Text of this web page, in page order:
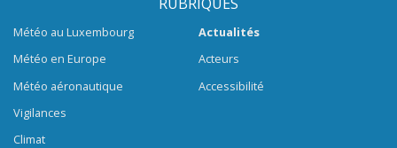
Météo au Luxembourg
Météo en Europe
Météo aéronautique
Vigilances
Climat
Actualités
Acteurs
Accessibilité